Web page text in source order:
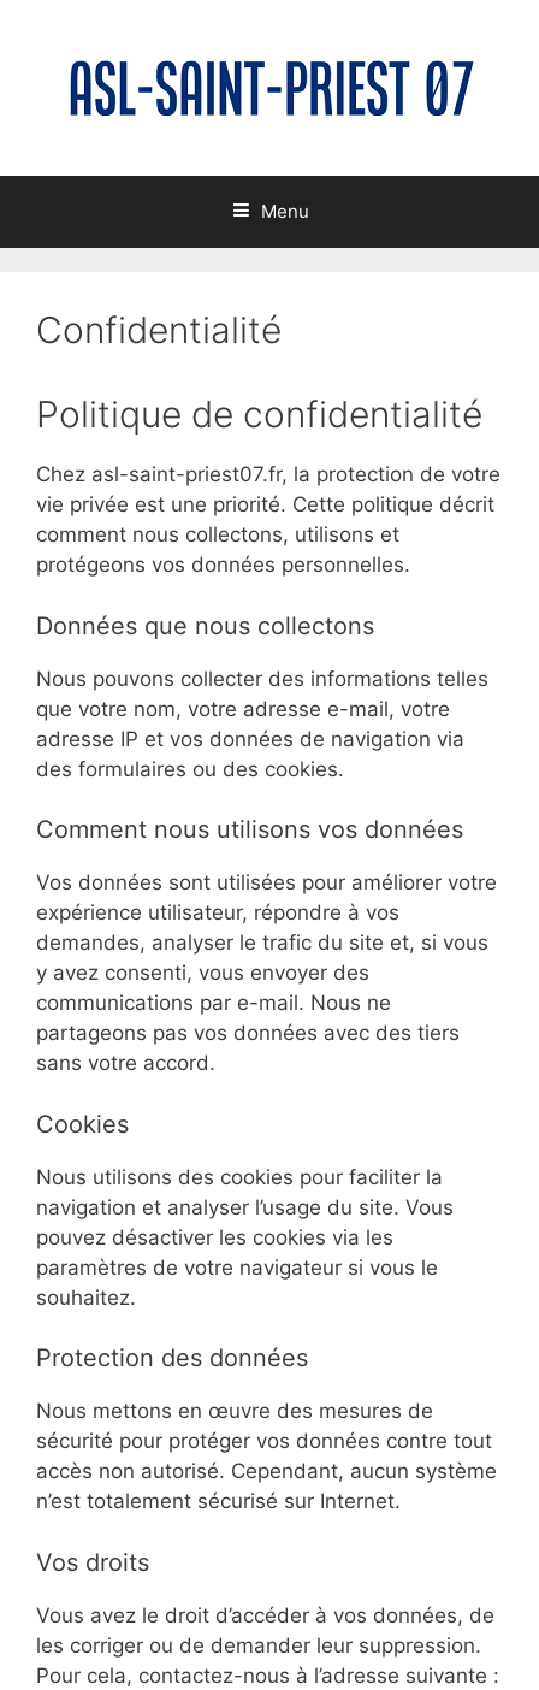
content
Menu
Confidentialité
Politique de confidentialité
Chez asl-saint-priest07.fr, la protection de votre
vie privée est une priorité. Cette politique décrit
comment nous collectons, utilisons et
protégeons vos données personnelles.
Données que nous collectons
Nous pouvons collecter des informations telles
que votre nom, votre adresse e-mail, votre
adresse IP et vos données de navigation via
des formulaires ou des cookies.
Comment nous utilisons vos données
Vos données sont utilisées pour améliorer votre
expérience utilisateur, répondre à vos
demandes, analyser le trafic du site et, si vous
y avez consenti, vous envoyer des
communications par e-mail. Nous ne
partageons pas vos données avec des tiers
sans votre accord.
Cookies
Nous utilisons des cookies pour faciliter la
navigation et analyser l’usage du site. Vous
pouvez désactiver les cookies via les
paramètres de votre navigateur si vous le
souhaitez.
Protection des données
Nous mettons en œuvre des mesures de
sécurité pour protéger vos données contre tout
accès non autorisé. Cependant, aucun système
n’est totalement sécurisé sur Internet.
Vos droits
Vous avez le droit d’accéder à vos données, de
les corriger ou de demander leur suppression.
Pour cela, contactez-nous à l’adresse suivante :